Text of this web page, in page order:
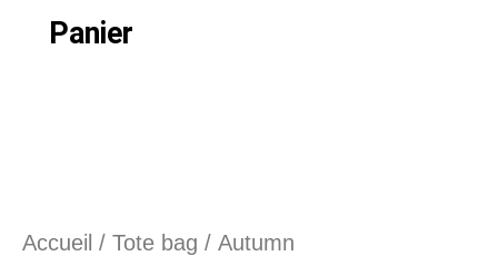
Panier
Accueil / Tote bag / Autumn